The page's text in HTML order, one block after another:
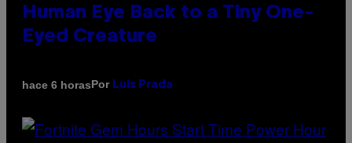
Human Eye Back to a Tiny One-
Eyed Creature
hace 6 horasPor Luis Prada